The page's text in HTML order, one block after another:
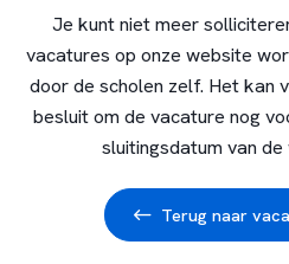
Je kunt niet meer
vacatures op onze website
door de scholen zelf. Het kan
besluit om de vacature nog
sluitingsdatum van
Terug naar